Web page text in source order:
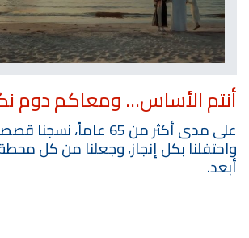
أنتم الأساس... ومعاكم دوم
على مدى أكثر من 65 عاماً،
واحتفلنا بكل إنجاز، وجعلنا من كل
أبعد.